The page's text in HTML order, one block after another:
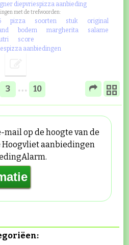
diepvriespizza aanbieding
met de trefwoorden:
pizza soorten stuk
original
bodem margherita
salame
score
aanbiedingen
3 … 10
mail op de hoogte van de
aanbiedingen